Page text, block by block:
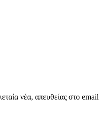
νέα, απευθείας στο email